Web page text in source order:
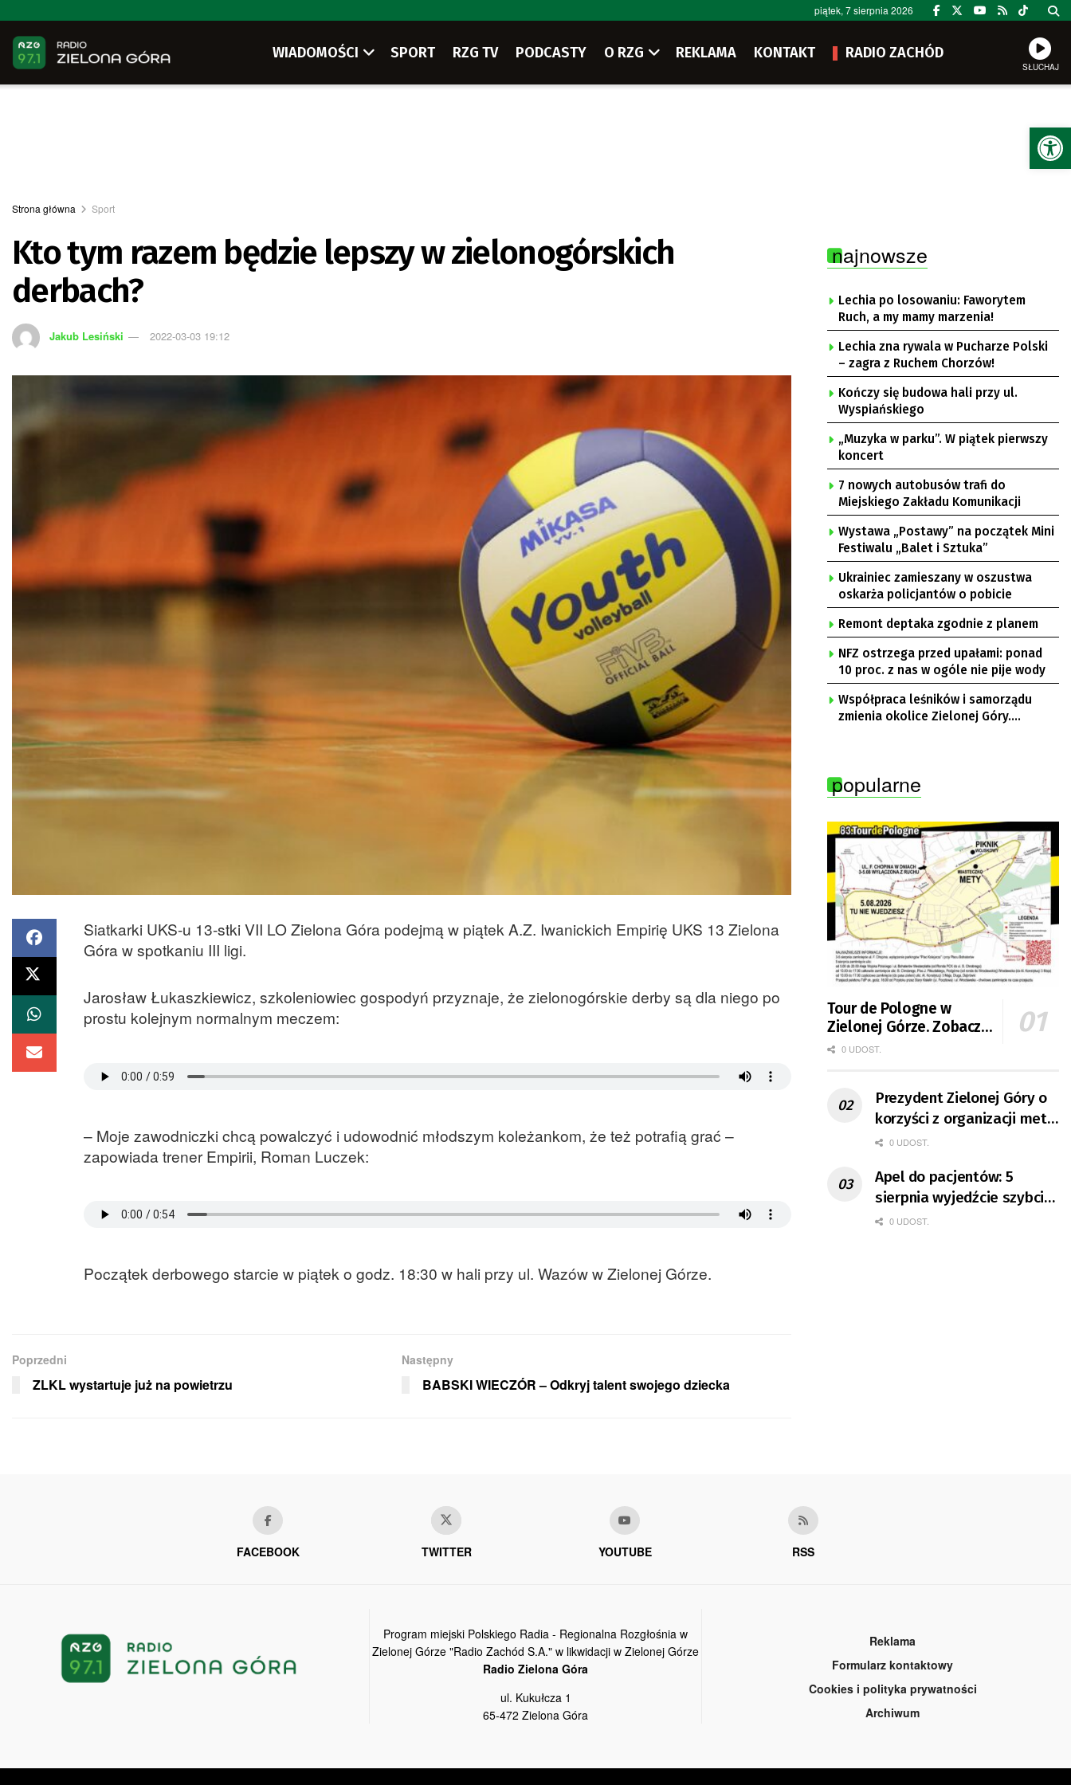
piątek, 7 sierpnia 2026
WIADOMOŚCI SPORT RZG TV PODCASTY O RZG REKLAMA KONTAKT RADIO ZACHÓD
SŁUCHAJ
Strona główna Sport
Kto tym razem będzie lepszy w zielonogórskich
derbach?
Jakub Lesiński 2022-03-03 19:12
Siatkarki UKS-u 13-stki VII LO Zielona Góra podejmą w piątek A.Z. Iwanickich Empirię UKS 13 Zielona
Góra w spotkaniu III ligi.
Jarosław Łukaszkiewicz, szkoleniowiec gospodyń przyznaje, że zielonogórskie derby są dla niego po
prostu kolejnym normalnym meczem:
– Moje zawodniczki chcą powalczyć i udowodnić młodszym koleżankom, że też potrafią grać –
zapowiada trener Empirii, Roman Luczek:
Początek derbowego starcie w piątek o godz. 18:30 w hali przy ul. Wazów w Zielonej Górze.
Poprzedni
ZLKL wystartuje już na powietrzu
Następny
BABSKI WIECZÓR – Odkryj talent swojego dziecka
najnowsze
Lechia po losowaniu: Faworytem
Ruch, a my mamy marzenia!
Lechia zna rywala w Pucharze Polski
– zagra z Ruchem Chorzów!
Kończy się budowa hali przy ul.
Wyspiańskiego
„Muzyka w parku”. W piątek pierwszy
koncert
7 nowych autobusów trafi do
Miejskiego Zakładu Komunikacji
Wystawa „Postawy” na początek Mini
Festiwalu „Balet i Sztuka”
Ukrainiec zamieszany w oszustwa
oskarża policjantów o pobicie
Remont deptaka zgodnie z planem
NFZ ostrzega przed upałami: ponad
10 proc. z nas w ogóle nie pije wody
Współpraca leśników i samorządu
zmienia okolice Zielonej Góry.
popularne
Tour de Pologne w
Zielonej Górze. Zobacz
zmiany w organizacji
0 UDOST.
Prezydent Zielonej Góry o
korzyści z organizacji mety
Tour de Pologne
0 UDOST.
Apel do pacjentów: 5
sierpnia wyjedźcie szybciej
z domów
0 UDOST.
FACEBOOK TWITTER YOUTUBE RSS
Program miejski Polskiego Radia - Regionalna Rozgłośnia w
Zielonej Górze "Radio Zachód S.A." w likwidacji w Zielonej Górze
Radio Zielona Góra
ul. Kukułcza 1
65-472 Zielona Góra
Reklama
Formularz kontaktowy
Cookies i polityka prywatności
Archiwum